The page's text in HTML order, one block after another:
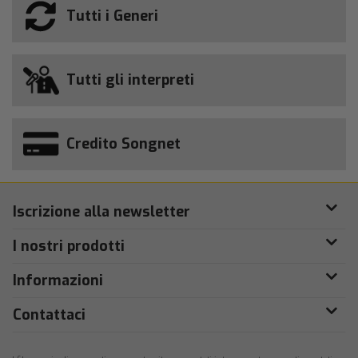
Tutti i Generi
Tutti gli interpreti
Credito Songnet
Iscrizione alla newsletter
I nostri prodotti
Informazioni
Contattaci